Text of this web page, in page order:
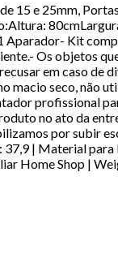
15 e 25mm,
Kit
Os objetos
em caso de
macio seco, não
profissional
no ato da
por subir
| Material
Home Shop |